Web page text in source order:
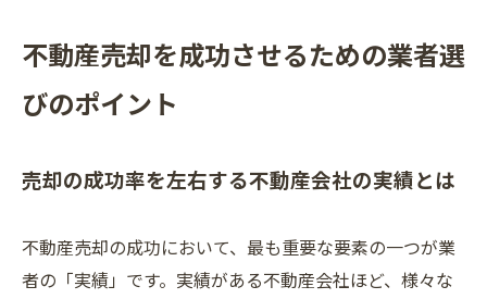
不動産売却を成功させるための業者選
びのポイント
売却の成功率を左右する不動産会社の実績とは
不動産売却の成功において、最も重要な要素の一つが業
者の「実績」です。実績がある不動産会社ほど、様々な